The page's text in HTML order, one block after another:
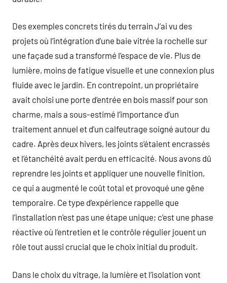
Des exemples concrets tirés du terrain J’ai vu des
projets où l’intégration d’une baie vitrée la rochelle sur
une façade sud a transformé l’espace de vie. Plus de
lumière, moins de fatigue visuelle et une connexion plus
fluide avec le jardin. En contrepoint, un propriétaire
avait choisi une porte d’entrée en bois massif pour son
charme, mais a sous-estimé l’importance d’un
traitement annuel et d’un calfeutrage soigné autour du
cadre. Après deux hivers, les joints s’étaient encrassés
et l’étanchéité avait perdu en efficacité. Nous avons dû
reprendre les joints et appliquer une nouvelle finition,
ce qui a augmenté le coût total et provoqué une gêne
temporaire. Ce type d’expérience rappelle que
l’installation n’est pas une étape unique; c’est une phase
réactive où l’entretien et le contrôle régulier jouent un
rôle tout aussi crucial que le choix initial du produit.
Dans le choix du vitrage, la lumière et l’isolation vont